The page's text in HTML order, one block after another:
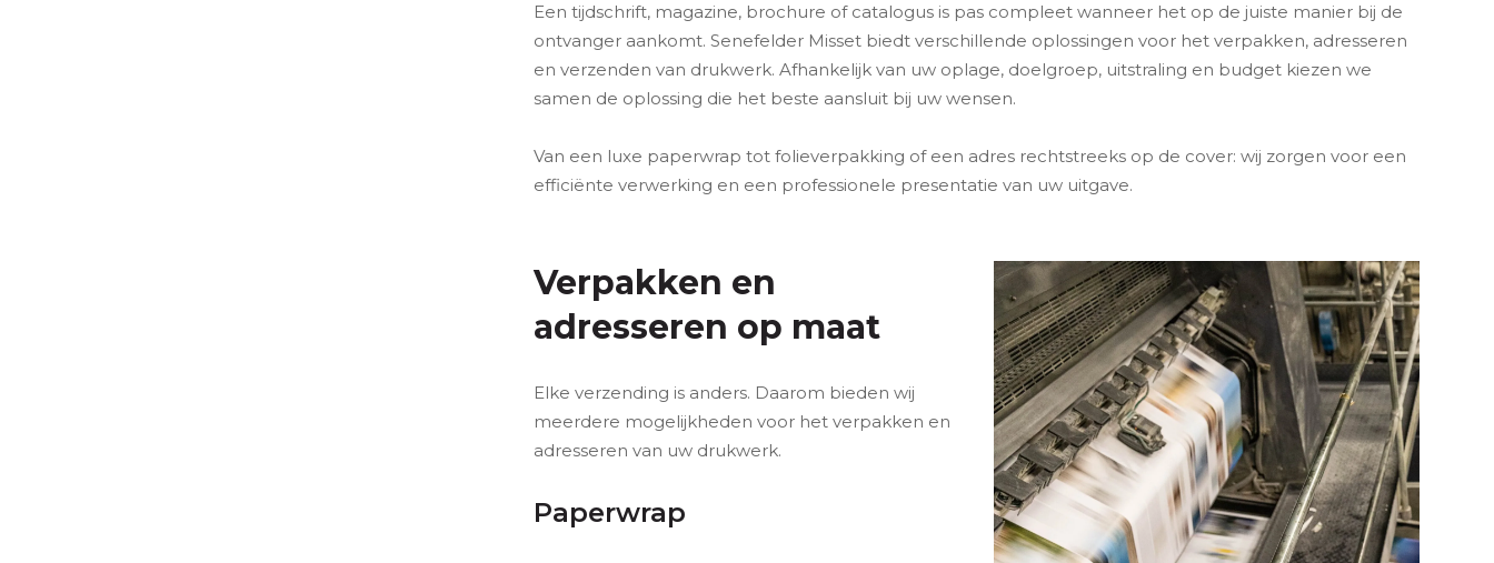
Een tijdschrift, magazine, brochure of catalogus is pas compleet wanneer het op de juiste manier bij de
ontvanger aankomt. Senefelder Misset biedt verschillende oplossingen voor het verpakken, adresseren
en verzenden van drukwerk. Afhankelijk van uw oplage, doelgroep, uitstraling en budget kiezen we
samen de oplossing die het beste aansluit bij uw wensen.
Van een luxe paperwrap tot folieverpakking of een adres rechtstreeks op de cover: wij zorgen voor een
efficiënte verwerking en een professionele presentatie van uw uitgave.
Verpakken en
adresseren op maat
Elke verzending is anders. Daarom bieden wij
meerdere mogelijkheden voor het verpakken en
adresseren van uw drukwerk.
Paperwrap